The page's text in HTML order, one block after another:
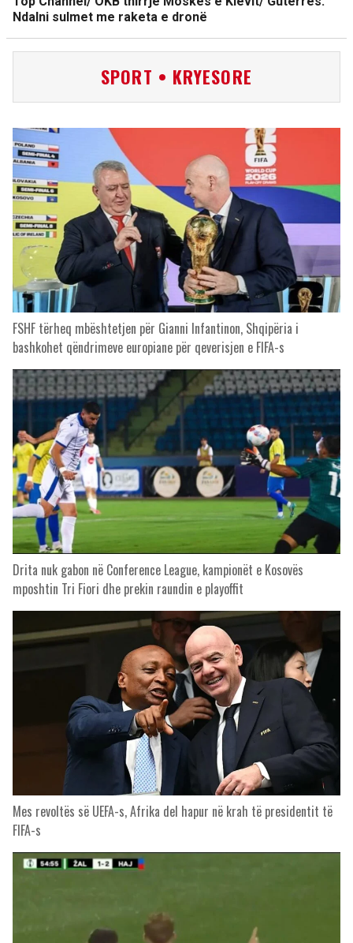
Ndalni sulmet me raketa e dronë
SPORT • KRYESORE
FSHF tërheq mbështetjen për Gianni Infantinon, Shqipëria i
bashkohet qëndrimeve europiane për qeverisjen e FIFA-s
Drita nuk gabon në Conference League, kampionët e Kosovës
mposhtin Tri Fiori dhe prekin raundin e playoffit
Mes revoltës së UEFA-s, Afrika del hapur në krah të presidentit të
FIFA-s